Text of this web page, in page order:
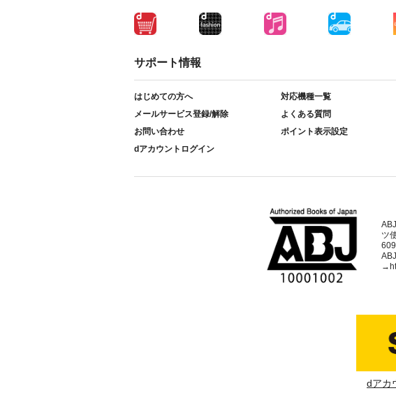
サポート情報
はじめての方へ
対応機種一覧
メールサービス登録/解除
よくある質問
お問い合わせ
ポイント表示設定
dアカウントログイン
ツ
→
dアカ